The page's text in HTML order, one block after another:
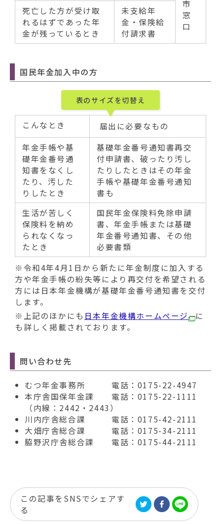
市
窓
口
死亡した方が受け取
れるはずであった年
金が残っているとき
未支給年
金・保険給
付請求書
国民年金加入中の方
表のサイズを切替え
こんなとき
届出に必要なもの
年金手帳や基
礎年金番号通
知書をなくし
たり、汚した
りしたとき
基礎年金番号通知書再交
付申請書、破ったり汚し
たりしたときはその年金
手帳や基礎年金番号通知
書も
生活が苦しく
保険料を納め
られなくなっ
たとき
国民年金保険料免除申請
書、年金手帳または基礎
年金番号通知書、その他
必要書類
※令和4年4月1日から新たに年金制度に加入する
方や年金手帳の紛失等により再交付を希望される
方には日本年金機構が基礎年金番号通知書を交付
します。
※上記のほかにも 日本年金機構ホームページ
に
も詳しく掲載されております。
問い合わせ先
むつ年金事務所 電話：0175-22-4947
本庁舎国保年金課 電話：0175-22-1111
（内線：2442・2443）
川内庁舎総合課 電話：0175-42-2111
大畑庁舎総合課 電話：0175-34-2111
脇野沢庁舎総合課 電話：0175-44-2111
この記事をSNSでシェアす
る